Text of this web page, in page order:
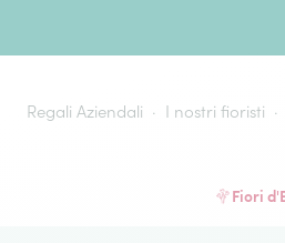
Regali Aziendali I nostri fioristi
Fiori